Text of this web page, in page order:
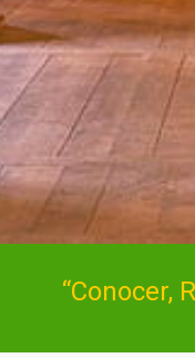
“Conocer,